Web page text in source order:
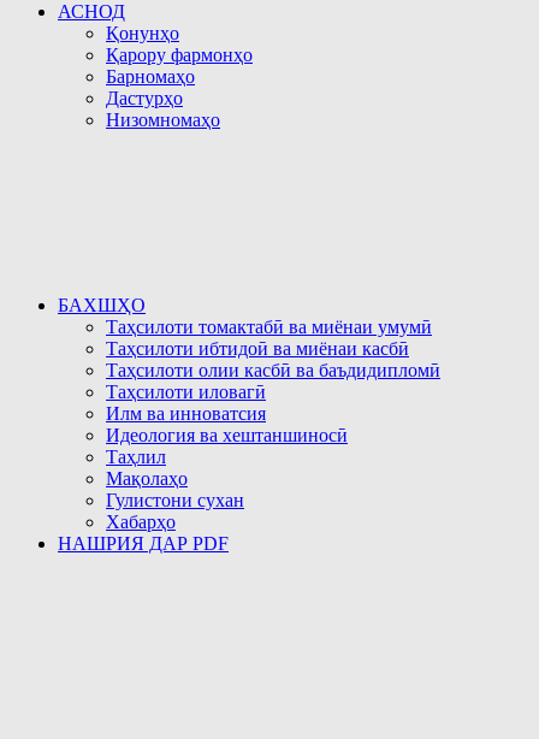
АСНОД
Қонунҳо
Қарору фармонҳо
Барномаҳо
Дастурҳо
Низомномаҳо
БАХШҲО
Таҳсилоти томактабӣ ва миёнаи умумӣ
Таҳсилоти ибтидоӣ ва миёнаи касбӣ
Таҳсилоти олии касбӣ ва баъдидипломӣ
Таҳсилоти иловагӣ
Илм ва инноватсия
Идеология ва хештаншиносӣ
Таҳлил
Мақолаҳо
Гулистони сухан
Хабарҳо
НАШРИЯ ДАР PDF